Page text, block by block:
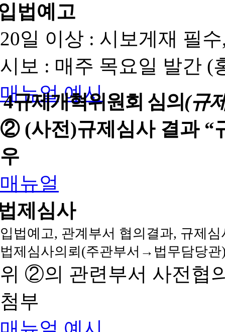
법예고
20일 이상 : 시보게재 필
시보 : 매주 목요일 발간 (
매뉴얼 예시
4규제개혁위원회 심의(규
② (사전)규제심사 결과 “
우
매뉴얼
제심사
입법예고, 관계부서 협의결과, 규제
법제심사의뢰(주관부서→법무담당
위 ②의 관련부서 사전협
첨부